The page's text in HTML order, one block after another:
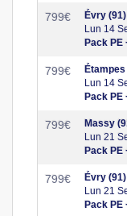
799€
Évry (91)
Lun 14
Pack PE
799€
Lun 14
Pack PE
799€
Massy
Lun 21
Pack PE
799€
Évry (91)
Lun 21
Pack PE